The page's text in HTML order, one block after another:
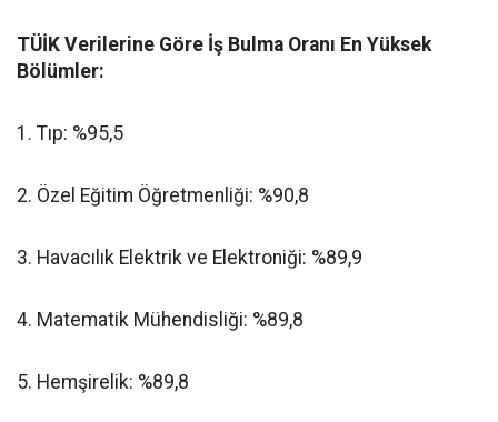
​TÜİK Verilerine Göre İş Bulma Oranı En Yüksek
Bölümler:
​1. Tıp: %95,5
​2. Özel Eğitim Öğretmenliği: %90,8
​3. Havacılık Elektrik ve Elektroniği: %89,9
​4. Matematik Mühendisliği: %89,8
​5. Hemşirelik: %89,8